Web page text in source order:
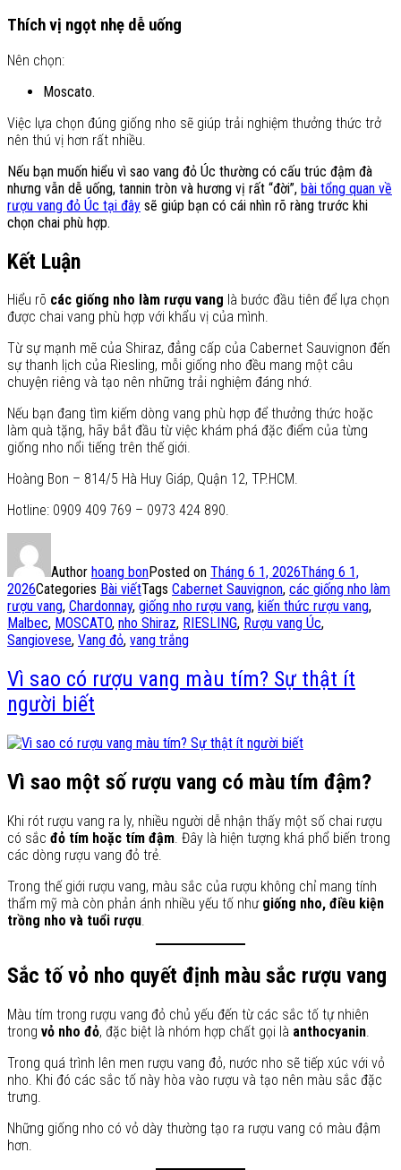
Thích vị ngọt nhẹ dễ uống
Nên chọn:
Moscato.
Việc lựa chọn đúng giống nho sẽ giúp trải nghiệm thưởng thức trở
nên thú vị hơn rất nhiều.
Nếu bạn muốn hiểu vì sao vang đỏ Úc thường có cấu trúc đậm đà
nhưng vẫn dễ uống, tannin tròn và hương vị rất “đời”, bài tổng quan về
rượu vang đỏ Úc tại đây sẽ giúp bạn có cái nhìn rõ ràng trước khi
chọn chai phù hợp.
Kết Luận
Hiểu rõ các giống nho làm rượu vang là bước đầu tiên để lựa chọn
được chai vang phù hợp với khẩu vị của mình.
Từ sự mạnh mẽ của Shiraz, đẳng cấp của Cabernet Sauvignon đến
sự thanh lịch của Riesling, mỗi giống nho đều mang một câu
chuyện riêng và tạo nên những trải nghiệm đáng nhớ.
Nếu bạn đang tìm kiếm dòng vang phù hợp để thưởng thức hoặc
làm quà tặng, hãy bắt đầu từ việc khám phá đặc điểm của từng
giống nho nổi tiếng trên thế giới.
Hoàng Bon – 814/5 Hà Huy Giáp, Quận 12, TP.HCM.
Hotline: 0909 409 769 – 0973 424 890.
Author hoang bonPosted on Tháng 6 1, 2026Tháng 6 1,
2026Categories Bài viếtTags Cabernet Sauvignon, các giống nho làm
rượu vang, Chardonnay, giống nho rượu vang, kiến thức rượu vang,
Malbec, MOSCATO, nho Shiraz, RIESLING, Rượu vang Úc,
Sangiovese, Vang đỏ, vang trắng
Vì sao có rượu vang màu tím? Sự thật ít
người biết
Vì sao một số rượu vang có màu tím đậm?
Khi rót rượu vang ra ly, nhiều người dễ nhận thấy một số chai rượu
có sắc đỏ tím hoặc tím đậm. Đây là hiện tượng khá phổ biến trong
các dòng rượu vang đỏ trẻ.
Trong thế giới rượu vang, màu sắc của rượu không chỉ mang tính
thẩm mỹ mà còn phản ánh nhiều yếu tố như giống nho, điều kiện
trồng nho và tuổi rượu.
Sắc tố vỏ nho quyết định màu sắc rượu vang
Màu tím trong rượu vang đỏ chủ yếu đến từ các sắc tố tự nhiên
trong vỏ nho đỏ, đặc biệt là nhóm hợp chất gọi là anthocyanin.
Trong quá trình lên men rượu vang đỏ, nước nho sẽ tiếp xúc với vỏ
nho. Khi đó các sắc tố này hòa vào rượu và tạo nên màu sắc đặc
trưng.
Những giống nho có vỏ dày thường tạo ra rượu vang có màu đậm
hơn.